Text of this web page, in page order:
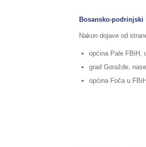
Bosansko-podrinjski
Nakon dojave od
općina Pale FBiH,
grad Goražde,
općina Foča u